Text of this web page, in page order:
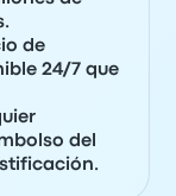
de
24/7 que
del